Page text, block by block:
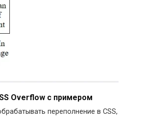
Overflow с примером
переполнение в CSS,